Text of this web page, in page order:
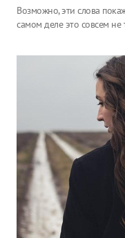
Возможно, эти слова
самом деле это совсем не